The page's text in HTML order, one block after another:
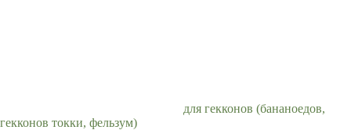
для гекконов (бананоедов,
гекконов токки, фельзум)